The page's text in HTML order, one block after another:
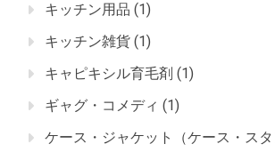
キッチン用品 (1)
キッチン雑貨 (1)
キャピキシル育毛剤 (1)
ギャグ・コメディ (1)
ケース・ジャケット（ケース・スタ